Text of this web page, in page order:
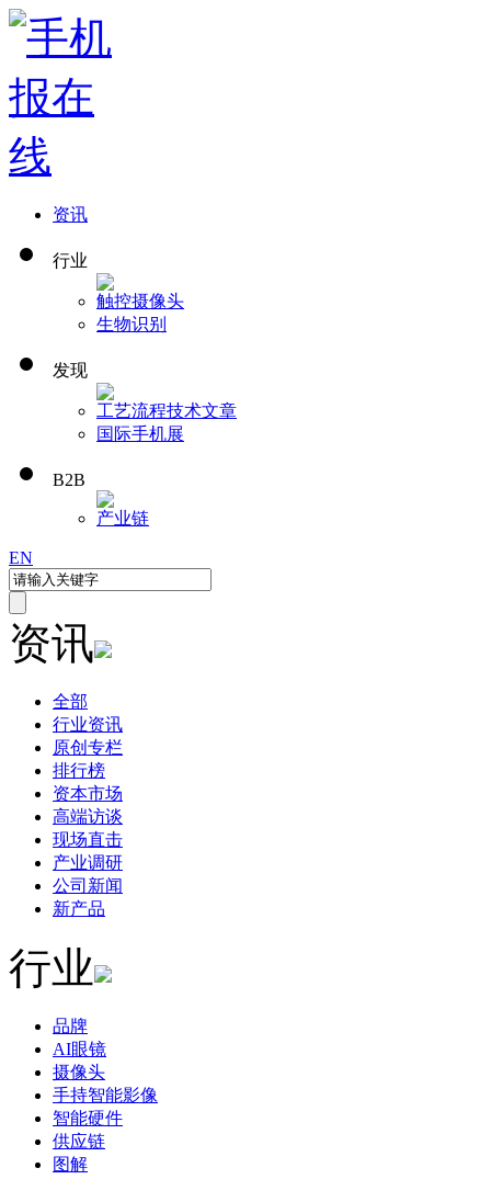
资讯
行业
触控摄像头
生物识别
发现
工艺流程技术文章
国际手机展
B2B
产业链
EN
资讯
全部
行业资讯
原创专栏
排行榜
资本市场
高端访谈
现场直击
产业调研
公司新闻
新产品
行业
品牌
AI眼镜
摄像头
手持智能影像
智能硬件
供应链
图解